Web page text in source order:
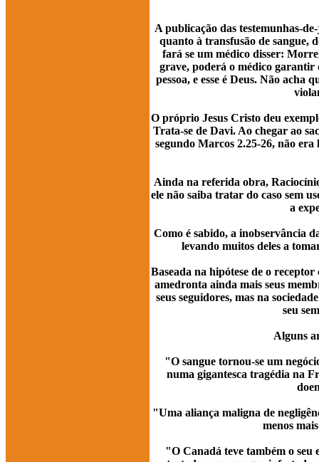
A publicação das testemunhas-
quanto à transfusão de sangue,
fará se um médico disser:
grave, poderá o médico garantir
pessoa, e esse é Deus. Não acha
O próprio Jesus Cristo deu
Trata-se de Davi. Ao chegar ao
segundo Marcos 2.25-26, não
Ainda na referida obra,
ele não saiba tratar do caso sem
a
Como é sabido, a inobservância
levando muitos deles a
Baseada na hipótese de o
amedronta ainda mais seus
seus seguidores, mas na
seu
Alguns
"O sangue tornou-se um
numa gigantesca tragédia na
"Uma aliança maligna de
menos
"O Canadá teve também o seu